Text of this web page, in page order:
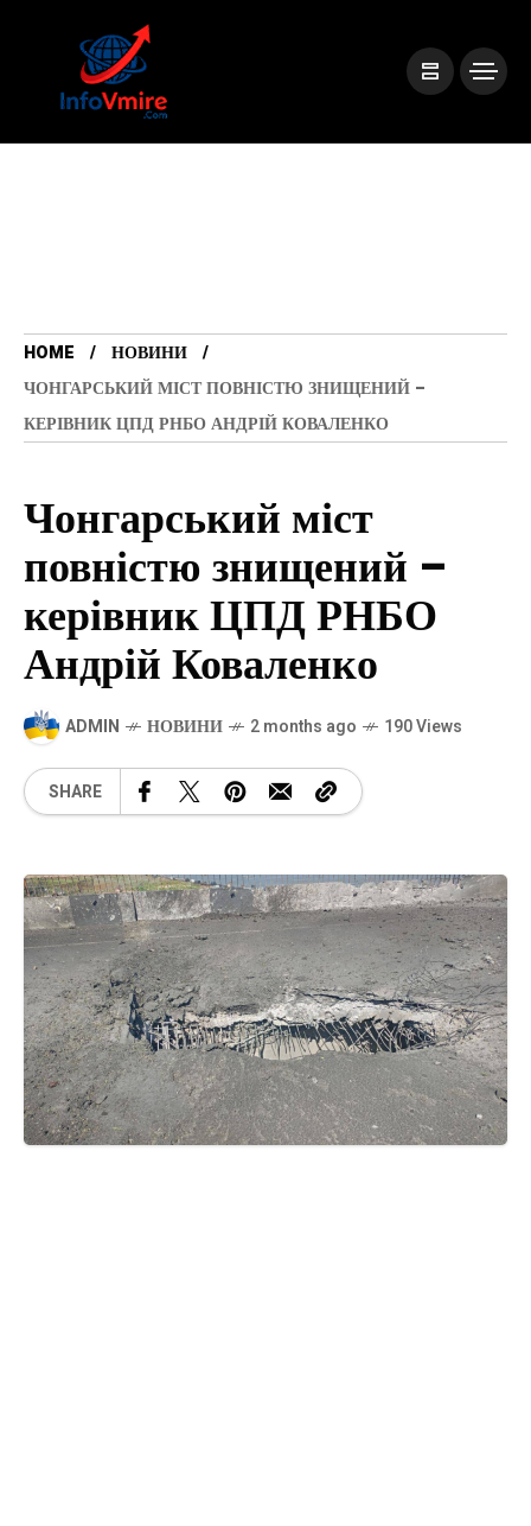
HOME
НОВИНИ
ЧОНГАРСЬКИЙ МІСТ ПОВНІСТЮ ЗНИЩЕНИЙ –
КЕРІВНИК ЦПД РНБО АНДРІЙ КОВАЛЕНКО
Чонгарський міст
повністю знищений –
керівник ЦПД РНБО
Андрій Коваленко
ADMIN НОВИНИ 2 months ago 190 Views
SHARE